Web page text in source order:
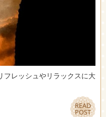
フレッシュやリラックスに大
READ
POST
READ
POST